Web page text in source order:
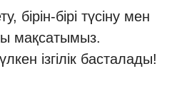
бірін-бірі түсіну мен
мақсатымыз.
ізгілік басталады!